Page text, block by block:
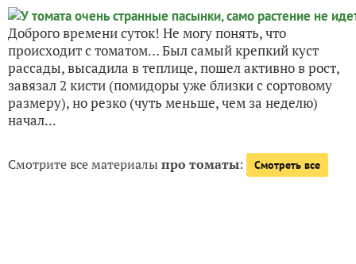
Доброго времени суток! Не могу понять, что
происходит с томатом… Был самый крепкий куст
рассады, высадила в теплице, пошел активно в рост,
завязал 2 кисти (помидоры уже близки с сортовому
размеру), но резко (чуть меньше, чем за неделю)
начал...
Смотрите все материалыпро томаты: Смотреть все